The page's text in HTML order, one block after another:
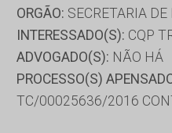
ORGÃO: SECRETARIA
INTERESSADO(S): CQP
ADVOGADO(S): NÃO HÁ
PROCESSO(S)
TC/00025636/2016